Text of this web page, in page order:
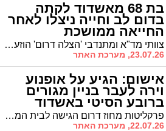
בת 68 מאשדוד לקתה
בדום לב וחייה ניצלו לאחר
החייאה ממושכת
צוותי מד"א ומתנדבי 'הצלה דרום' הוזעקו לבית ברחוב הציונות בעיר בעקבות אישה שהתמוטטה. לאחר פעולות החייאה מתקדמות וממושכות הצליחו הצוותים להשיב את הדופק, והיא פונתה במצב קשה לבית החולים אסותא
23.07.26, מערכת האתר
אישום: הגיע על אופנוע
וירה לעבר בניין מגורים
ברובע הסיטי באשדוד
פרקליטות מחוז דרום הגישה לבית המשפט המחוזי בבאר שבע כתב אישום נגד תושב אשדוד בן 21, הנאשם כי היה שותף לאירוע ירי סמוך לבניין מגורים ברחוב העצמאות בעיר
22.07.26, מערכת האתר